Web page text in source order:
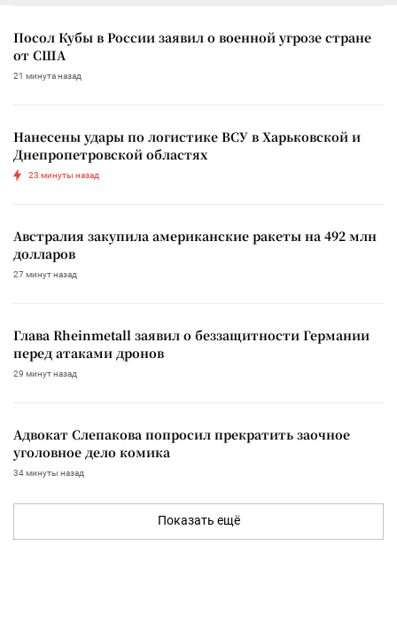
Посол Кубы в России заявил о военной угрозе стране
от США
21 минута назад
Нанесены удары по логистике ВСУ в Харьковской и
Днепропетровской областях
23 минуты назад
Австралия закупила американские ракеты на 492 млн
долларов
27 минут назад
Глава Rheinmetall заявил о беззащитности Германии
перед атаками дронов
29 минут назад
Адвокат Слепакова попросил прекратить заочное
уголовное дело комика
34 минуты назад
Показать ещё